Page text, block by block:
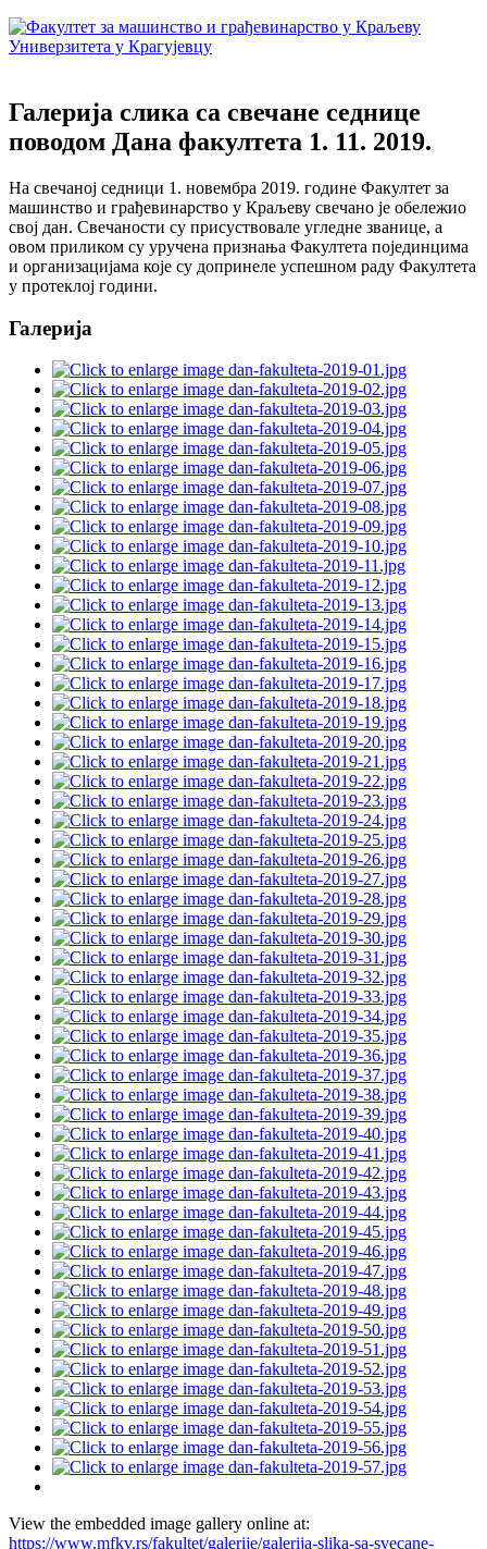
Галерија слика са свечане седнице
поводом Дана факултета 1. 11. 2019.
На свечаној седници 1. новембра 2019. године Факултет за
машинство и грађевинарство у Краљеву свечано је обележио
свој дан. Свечаности су присуствовале угледне званице, а
овом приликом су уручена признања Факултета појединцима
и организацијама које су допринеле успешном раду Факултета
у протеклој години.
Галерија
View the embedded image gallery online at:
https://www.mfkv.rs/fakultet/galerije/galerija-slika-sa-svecane-